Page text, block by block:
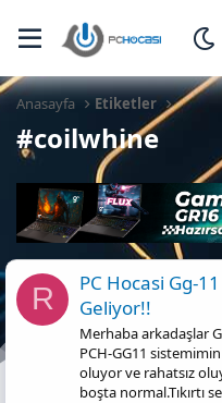
Anasayfa Etiketler
#coilwhine
R
PC Hocasi Gg-
Geliyor!!
Merhaba arkadaşlar
PCH-GG11
oluyor ve rahatsız
boşta normal.Tıkırtı